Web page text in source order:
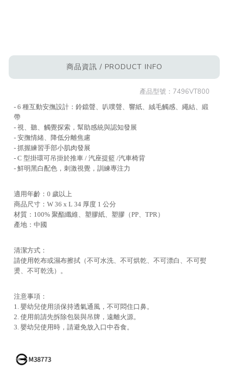
商品資訊 / PRODUCT INFO
產品型號： 7496VT800
- 6 種互動安撫設計：鈴鐺聲、叭噗聲、響紙、絨毛觸感、繩結、緞
帶
- 視、聽、觸覺探索，幫助感統與認知發展
- 安撫情緒、降低分離焦慮
- 抓握練習手部小肌肉發展
- C 型掛環可吊掛於推車 / 汽座提籃 /汽車椅背
- 鮮明黑白配色，刺激視覺，訓練專注力
適用年齡：0 歲以上
商品尺寸：W 36 x L 34 厚度 1 公分
材質：100% 聚酯纖維、塑膠紙、塑膠（PP、TPR）
產地：中國
清潔方式：
請使用乾布或濕布擦拭（不可水洗、不可烘乾、不可漂白、不可熨
燙、不可乾洗）。
注意事項：
1. 嬰幼兒使用須保持透氣通風，不可悶住口鼻。
2. 使用前請先拆除包裝與吊牌，遠離火源。
3. 嬰幼兒使用時，請避免放入口中吞食。